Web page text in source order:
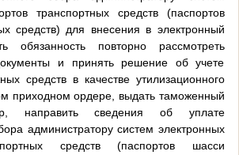
транспортных средств (паспортов
средств) для внесения в электронный
обязанность повторно рассмотреть
и принять решение об учете
средств в качестве утилизационного
приходном ордере, выдать таможенный
направить сведения об уплате
администратору систем электронных
средств (паспортов шасси